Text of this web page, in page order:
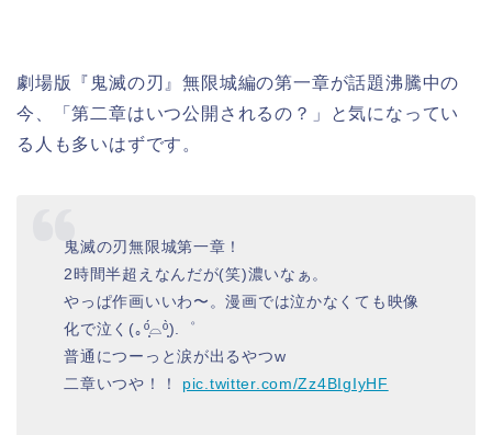
劇場版『鬼滅の刃』無限城編の第一章が話題沸騰中の
今、「第二章はいつ公開されるの？」と気になってい
る人も多いはずです。
鬼滅の刃無限城第一章！
2時間半超えなんだが(笑)濃いなぁ。
やっぱ作画いいわ〜。漫画では泣かなくても映像
化で泣く(｡º̩̩́⌓º̩̩̀).゜
普通につーっと涙が出るやつw
二章いつや！！ pic.twitter.com/Zz4BIgIyHF